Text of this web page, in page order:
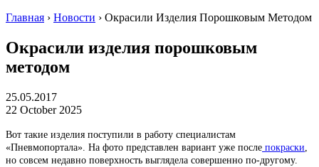
Главная › Новости › Окрасили Изделия Порошковым Методом
Окрасили изделия порошковым
методом
25.05.2017
22 October 2025
Вот такие изделия поступили в работу специалистам
«Пневмопортала». На фото представлен вариант уже после покраски
но совсем недавно поверхность выглядела совершенно по-другому.